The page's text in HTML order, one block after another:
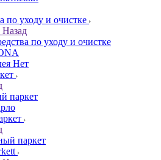
по уходу и очистке
Назад
по уходу и очистке
Нет
паркет
паркет